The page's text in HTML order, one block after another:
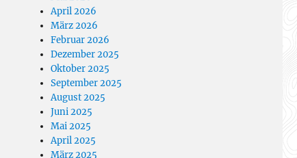
April 2026
März 2026
Februar 2026
Dezember 2025
Oktober 2025
September 2025
August 2025
Juni 2025
Mai 2025
April 2025
März 2025